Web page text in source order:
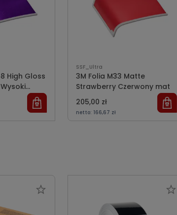
High Gloss
SSF_Ultra
3M Folia M33 Matte
Strawberry Czerwony mat
205,00 zł
netto: 166,67 zł